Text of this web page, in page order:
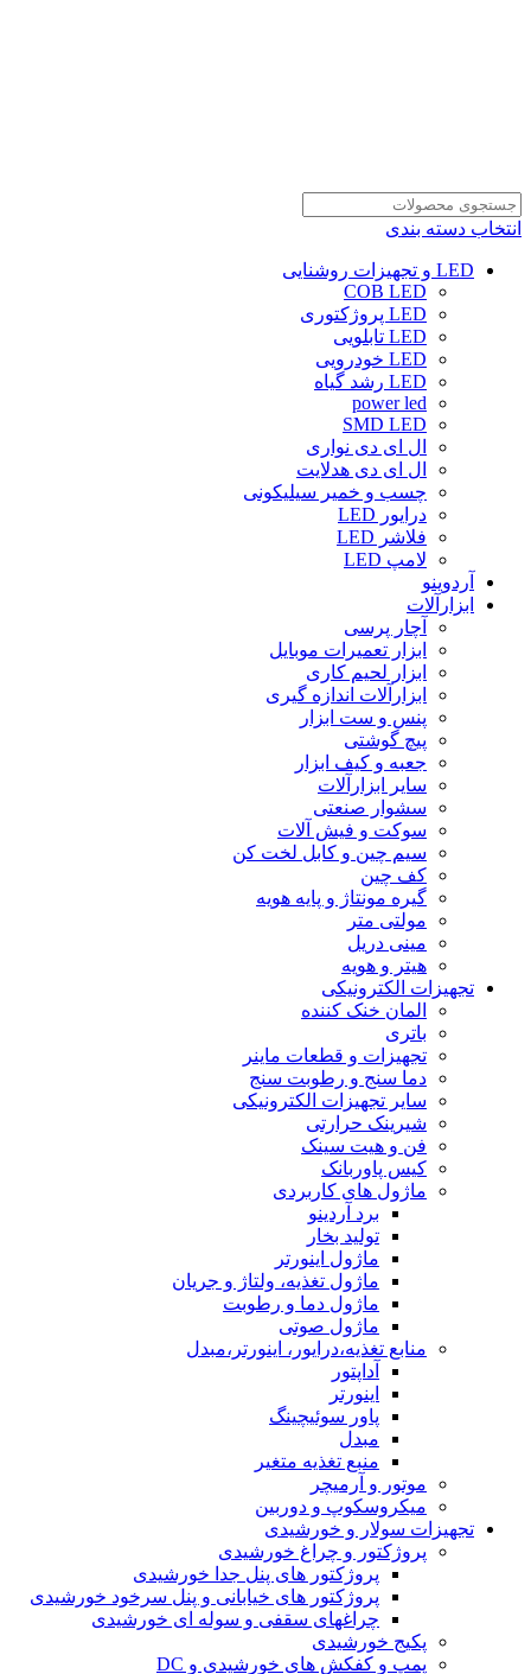
انتخاب دسته بندی
LED و تجهیزات روشنایی
COB LED
LED پروژکتوری
LED تابلویی
LED خودرویی
LED رشد گیاه
power led
SMD LED
ال ای دی نواری
ال ای دی هدلایت
چسب و خمیر سیلیکونی
درایور LED
فلاشر LED
لامپ LED
آردوینو
ابزارآلات
آچار پرسی
ابزار تعمیرات موبایل
ابزار لحیم کاری
ابزارآلات اندازه گیری
پنس و ست ابزار
پیچ گوشتی
جعبه و کیف ابزار
سایر ابزارآلات
سشوار صنعتی
سوکت و فیش آلات
سیم چین و کابل لخت کن
کف چین
گیره مونتاژ و پایه هویه
مولتی متر
مینی دریل
هیتر و هویه
تجهیزات الکترونیکی
المان خنک کننده
باتری
تجهیزات و قطعات ماینر
دما سنج و رطوبت سنج
سایر تجهیزات الکترونیکی
شیرینک حرارتی
فن و هیت سینک
کیس پاوربانک
ماژول های کاربردی
برد آردینو
تولید بخار
ماژول اینورتر
ماژول تغذیه، ولتاژ و جریان
ماژول دما و رطوبت
ماژول صوتی
منابع تغذیه،درایور، اینورتر،مبدل
آداپتور
اینورتر
پاور سوئیچینگ
مبدل
منبع تغذیه متغیر
موتور و آرمیچر
میکروسکوپ و دوربین
تجهیزات سولار و خورشیدی
پروژکتور و چراغ خورشیدی
پروژکتور های پنل جدا خورشیدی
پروژکتور های خیابانی و پنل سرخود خورشیدی
چراغهای سقفی و سوله ای خورشیدی
پکیج خورشیدی
پمپ و کفکش های خورشیدی و DC